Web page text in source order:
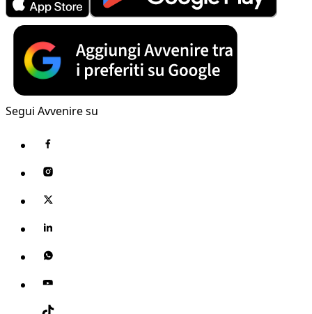
Segui Avvenire su